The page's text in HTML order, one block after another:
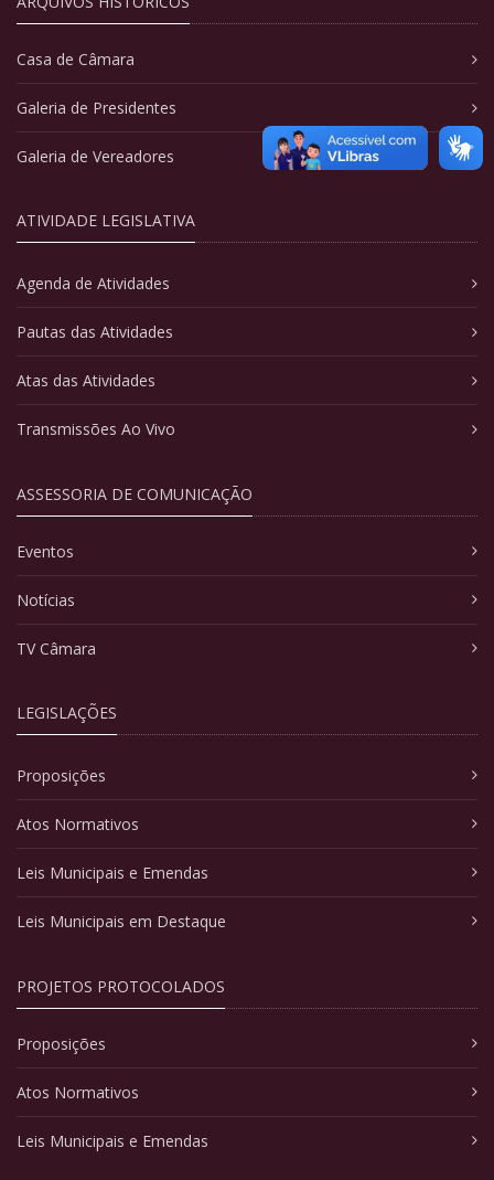
Casa de Câmara
Galeria de Presidentes
Galeria de Vereadores
ATIVIDADE LEGISLATIVA
Agenda de Atividades
Pautas das Atividades
Atas das Atividades
Transmissões Ao Vivo
ASSESSORIA DE COMUNICAÇÃO
Eventos
Notícias
TV Câmara
LEGISLAÇÕES
Proposições
Atos Normativos
Leis Municipais e Emendas
Leis Municipais em Destaque
PROJETOS PROTOCOLADOS
Proposições
Atos Normativos
Leis Municipais e Emendas